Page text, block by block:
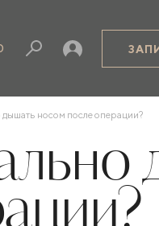
носом после операции?